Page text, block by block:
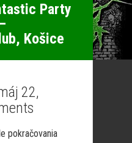
Party
Košice
22,
pokračovania